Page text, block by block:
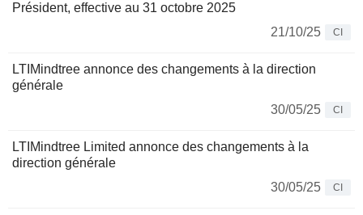
Président, effective au 31 octobre 2025
21/10/25
CI
LTIMindtree annonce des changements à la direction
générale
30/05/25
CI
LTIMindtree Limited annonce des changements à la
direction générale
30/05/25
CI